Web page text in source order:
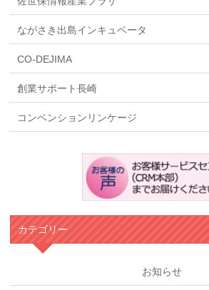
ながさき出島インキュベータ
CO-DEJIMA
創業サポート長崎
コンベンションリンケージ
カテゴリー
お知らせ